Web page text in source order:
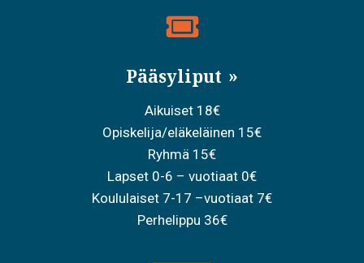
Pääsyliput
Aikuiset 18€
Opiskelija/eläkeläinen 15€
Ryhmä 15€
Lapset 0-6 – vuotiaat 0€
Koululaiset 7-17 –vuotiaat 7€
Perhelippu 36€